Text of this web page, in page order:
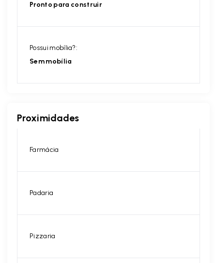
Pronto para construir
Possui mobília?:
Sem mobília
Proximidades
Farmácia
Padaria
Pizzaria